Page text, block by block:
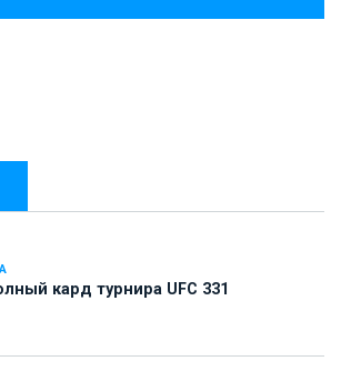
кард турнира UFC 331